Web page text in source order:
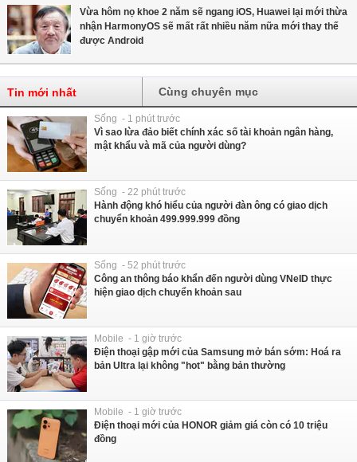
Vừa hôm nọ khoe 2 năm sẽ ngang iOS, Huawei lại mới thừa
nhận HarmonyOS sẽ mất rất nhiều năm nữa mới thay thế
được Android
Tin mới nhất Cùng chuyên mục
Sống - 1 phút trước
Vì sao lừa đảo biết chính xác số tài khoản ngân hàng,
mật khẩu và mã của người dùng?
Sống - 22 phút trước
Hành động khó hiểu của người đàn ông có giao dịch
chuyển khoản 499.999.999 đồng
Sống - 52 phút trước
Công an thông báo khẩn đến người dùng VNeID thực
hiện giao dịch chuyển khoản sau
Mobile - 1 giờ trước
Điện thoại gập mới của Samsung mở bán sớm: Hoá ra
bản Ultra lại không "hot" bằng bản thường
Mobile - 1 giờ trước
Điện thoại mới của HONOR giảm giá còn có 10 triệu
đồng